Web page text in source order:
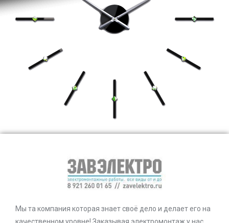
Мы та компания которая знает своё дело и делает его на